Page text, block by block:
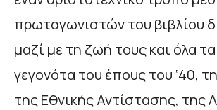
πρωταγωνιστών του βιβλίου
μαζί με τη ζωή τους και όλα
γεγονότα του έπους του ‘40,
της Εθνικής Αντίστασης, της